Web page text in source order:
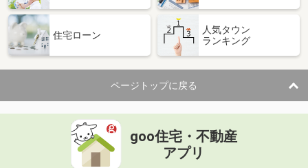
住宅ローン
人気タウン
ランキング
ページトップに戻る
goo住宅・不動産
アプリ